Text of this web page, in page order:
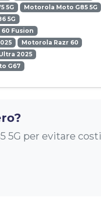
5G
Motorola Moto G85 5G
5G
Fusion
Motorola Razr 60
2025
G67
5G per evitare costi